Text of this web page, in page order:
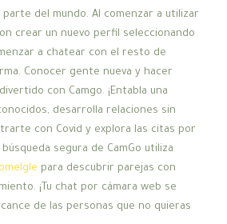
del mundo. Al comenzar a utilizar
crear un nuevo perfil seleccionando
a chatear con el resto de
Conocer gente nueva y hacer
con Camgo. ¡Entabla una
desarrolla relaciones sin
con Covid y explora las citas por
segura de CamGo utiliza
omelgle para descubrir parejas con
¡Tu chat por cámara web se
de las personas que no quieras